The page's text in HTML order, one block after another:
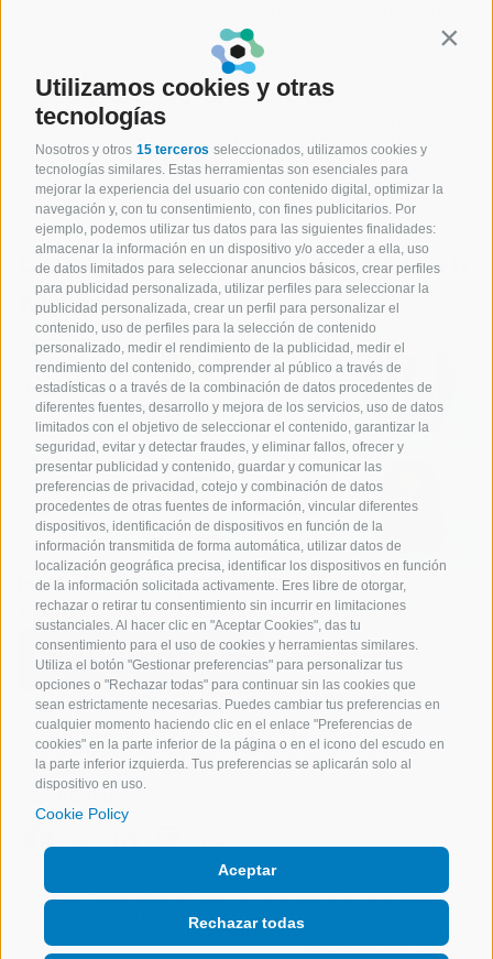
Utilizamos cookies y otras
tecnologías
Nosotros y otros 15 terceros seleccionados, utilizamos cookies y
tecnologías similares. Estas herramientas son esenciales para
mejorar la experiencia del usuario con contenido digital, optimizar la
navegación y, con tu consentimiento, con fines publicitarios. Por
ejemplo, podemos utilizar tus datos para las siguientes finalidades:
almacenar la información en un dispositivo y/o acceder a ella, uso
de datos limitados para seleccionar anuncios básicos, crear perfiles
para publicidad personalizada, utilizar perfiles para seleccionar la
publicidad personalizada, crear un perfil para personalizar el
contenido, uso de perfiles para la selección de contenido
personalizado, medir el rendimiento de la publicidad, medir el
rendimiento del contenido, comprender al público a través de
estadísticas o a través de la combinación de datos procedentes de
diferentes fuentes, desarrollo y mejora de los servicios, uso de datos
limitados con el objetivo de seleccionar el contenido, garantizar la
seguridad, evitar y detectar fraudes, y eliminar fallos, ofrecer y
presentar publicidad y contenido, guardar y comunicar las
preferencias de privacidad, cotejo y combinación de datos
procedentes de otras fuentes de información, vincular diferentes
dispositivos, identificación de dispositivos en función de la
información transmitida de forma automática, utilizar datos de
localización geográfica precisa, identificar los dispositivos en función
de la información solicitada activamente. Eres libre de otorgar,
rechazar o retirar tu consentimiento sin incurrir en limitaciones
sustanciales. Al hacer clic en "Aceptar Cookies", das tu
consentimiento para el uso de cookies y herramientas similares.
Utiliza el botón "Gestionar preferencias" para personalizar tus
opciones o "Rechazar todas" para continuar sin las cookies que
sean estrictamente necesarias. Puedes cambiar tus preferencias en
cualquier momento haciendo clic en el enlace "Preferencias de
cookies" en la parte inferior de la página o en el icono del escudo en
la parte inferior izquierda. Tus preferencias se aplicarán solo al
dispositivo en uso.
Cookie Policy
Aceptar
Rechazar todas
estructurados, el control de la lógica de negocio y la
identificación del conocimiento clave. El resultado es
un enfoque neuro-simbólico para gestionar un
proceso de toma de decisiones impulsado por IA de
forma integral: cada componente trabaja en sinergia,
cada decisión es explicable y cada paso es trazable.
Una suite diseñada para integrarse en el ecosistema
Microsoft, con disponibilidad nativa en Azure
Marketplace.
Conoce a nuestro equipo en
Milán
Haz clic aquípara consultar la
agenda.
Reserva una reunión
¿Te gusto el artículo?
Compártelo
ARC Real Estate elige a Expert.ai para potenciar la business
Expert.ai y Microsoft Italia se unen para acelerar la adopción de
la arquitectura agéntica